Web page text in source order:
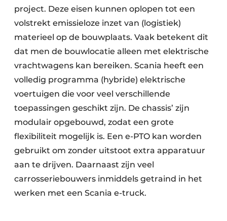
project. Deze eisen kunnen oplopen tot een
volstrekt emissieloze inzet van (logistiek)
materieel op de bouwplaats. Vaak betekent dit
dat men de bouwlocatie alleen met elektrische
vrachtwagens kan bereiken. Scania heeft een
volledig programma (hybride) elektrische
voertuigen die voor veel verschillende
toepassingen geschikt zijn. De chassis’ zijn
modulair opgebouwd, zodat een grote
flexibiliteit mogelijk is. Een e-PTO kan worden
gebruikt om zonder uitstoot extra apparatuur
aan te drijven. Daarnaast zijn veel
carrosseriebouwers inmiddels getraind in het
werken met een Scania e-truck.